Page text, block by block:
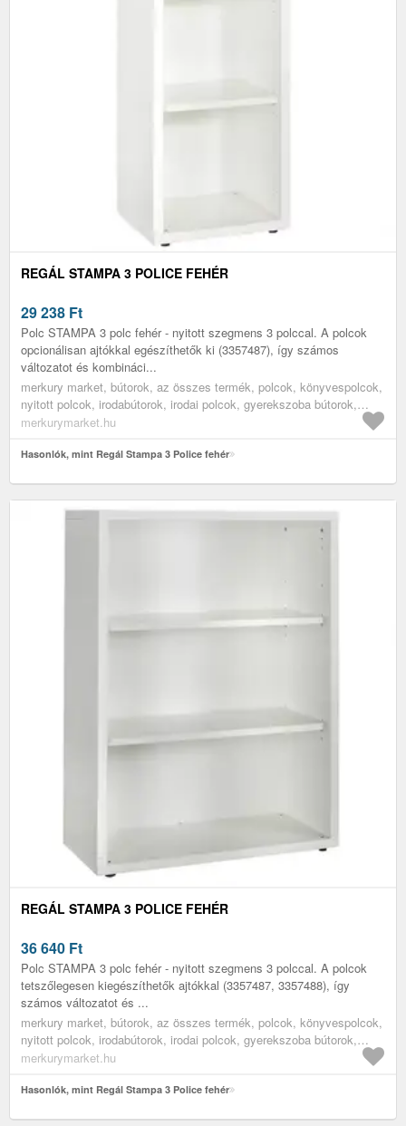
REGÁL STAMPA 3 POLICE FEHÉR
29 238 Ft
Polc STAMPA 3 polc fehér - nyitott szegmens 3 polccal. A polcok
opcionálisan ajtókkal egészíthetők ki (3357487), így számos
változatot és kombináci...
merkury market, bútorok, az összes termék, polcok, könyvespolcok,
nyitott polcok, irodabútorok, irodai polcok, gyerekszoba bútorok,
könyves polcok gyerekszobába
merkurymarket.hu
Hasonlók, mint Regál Stampa 3 Police fehér
REGÁL STAMPA 3 POLICE FEHÉR
36 640 Ft
Polc STAMPA 3 polc fehér - nyitott szegmens 3 polccal. A polcok
tetszőlegesen kiegészíthetők ajtókkal (3357487, 3357488), így
számos változatot és ...
merkury market, bútorok, az összes termék, polcok, könyvespolcok,
nyitott polcok, irodabútorok, irodai polcok, gyerekszoba bútorok,
könyves polcok gyerekszobába
merkurymarket.hu
Hasonlók, mint Regál Stampa 3 Police fehér